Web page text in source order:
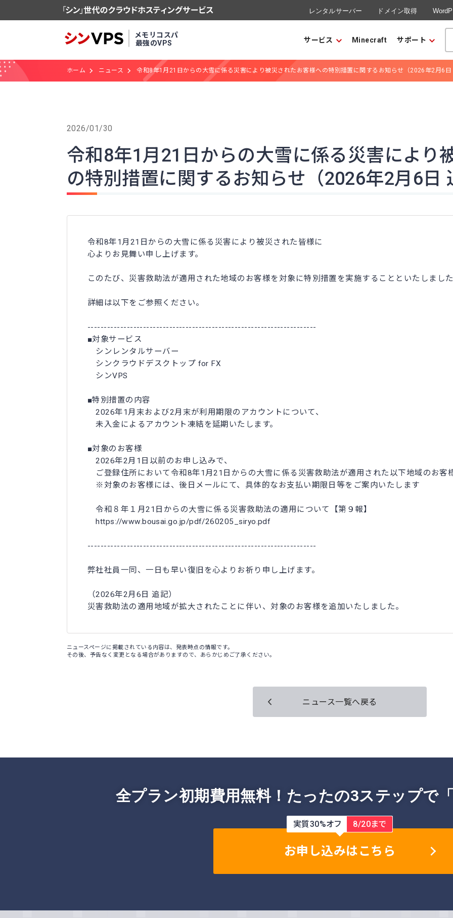
レンタルサーバー ドメイン取得
メモリコスパ
最強のVPS
サービス Minecraft サポート
ホーム ニュース 令和8年1月21日からの大雪に係る災害により被災されたお客様への特別措置に関するお知らせ（2026年2月6日
2026/01/30
令和8年1月21日からの大雪に係る災害により
の特別措置に関するお知らせ（2026年2月6日
令和8年1月21日からの大雪に係る災害により被災された皆様に
心よりお見舞い申し上げます。
このたび、災害救助法が適用された地域のお客様を対象に特別措置を実施することといたしまし
詳細は以下をご参照ください。
----------------------------------------------------------------------
■対象サービス
シンレンタルサーバー
シンクラウドデスクトップ for FX
シンVPS
■特別措置の内容
2026年1月末および2月末が利用期限のアカウントについて、
未入金によるアカウント凍結を延期いたします。
■対象のお客様
2026年2月1日以前のお申し込みで、
ご登録住所において令和8年1月21日からの大雪に係る災害救助法が適用された以下地域のお客
※対象のお客様には、後日メールにて、具体的なお支払い期限日等をご案内いたします
令和８年１月21日からの大雪に係る災害救助法の適用について【第９報】
https://www.bousai.go.jp/pdf/260205_siryo.pdf
----------------------------------------------------------------------
弊社社員一同、一日も早い復旧を心よりお祈り申し上げます。
（2026年2月6日 追記）
災害救助法の適用地域が拡大されたことに伴い、対象のお客様を追加いたしました。
ニュースページに掲載されている内容は、発表時点の情報です。
その後、予告なく変更となる場合がありますので、あらかじめご了承ください。
ニュース一覧へ戻る
全プラン初期費用無料！ たったの3ステップで
実質30%オフ 8/20まで
お申し込みはこちら